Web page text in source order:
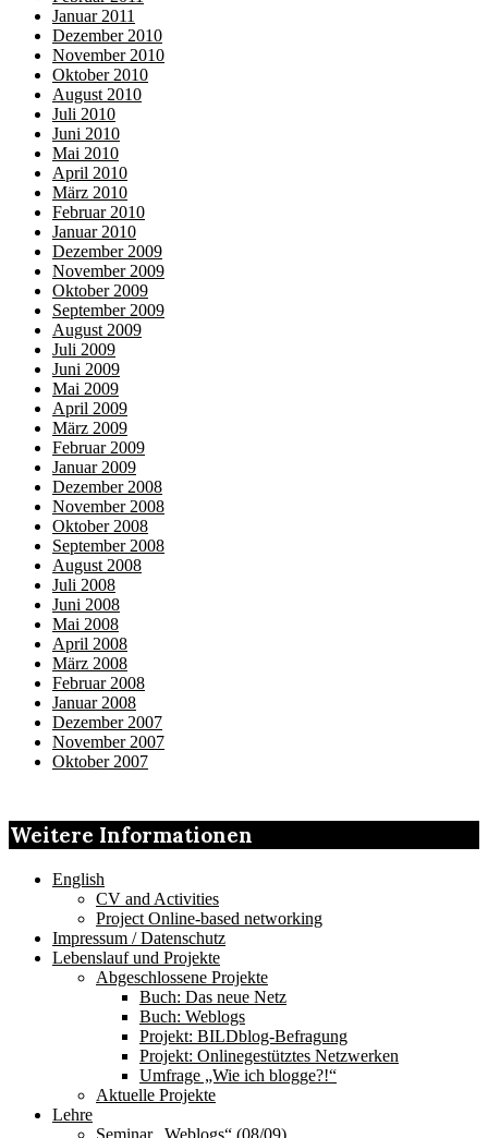
Januar 2011
Dezember 2010
November 2010
Oktober 2010
August 2010
Juli 2010
Juni 2010
Mai 2010
April 2010
März 2010
Februar 2010
Januar 2010
Dezember 2009
November 2009
Oktober 2009
September 2009
August 2009
Juli 2009
Juni 2009
Mai 2009
April 2009
März 2009
Februar 2009
Januar 2009
Dezember 2008
November 2008
Oktober 2008
September 2008
August 2008
Juli 2008
Juni 2008
Mai 2008
April 2008
März 2008
Februar 2008
Januar 2008
Dezember 2007
November 2007
Oktober 2007
Weitere Informationen
English
CV and Activities
Project Online-based networking
Impressum / Datenschutz
Lebenslauf und Projekte
Abgeschlossene Projekte
Buch: Das neue Netz
Buch: Weblogs
Projekt: BILDblog-Befragung
Projekt: Onlinegestütztes Netzwerken
Umfrage „Wie ich blogge?!“
Aktuelle Projekte
Lehre
Seminar „Weblogs“ (08/09)